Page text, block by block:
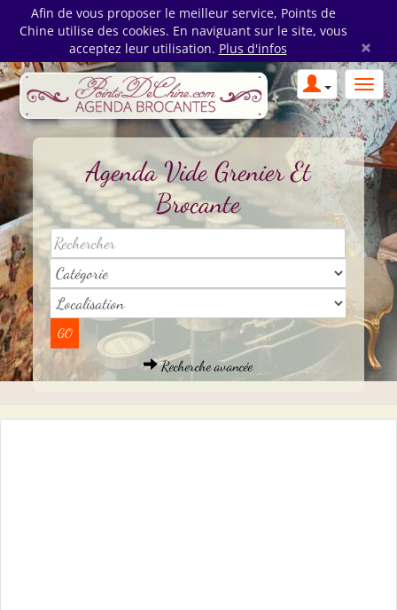
Afin de vous proposer le meilleur service, Points de
Chine utilise des cookies. En naviguant sur le site, vous
acceptez leur utilisation. Plus d'infos ×
Agenda Vide Grenier Et
Brocante
Recherche avancée